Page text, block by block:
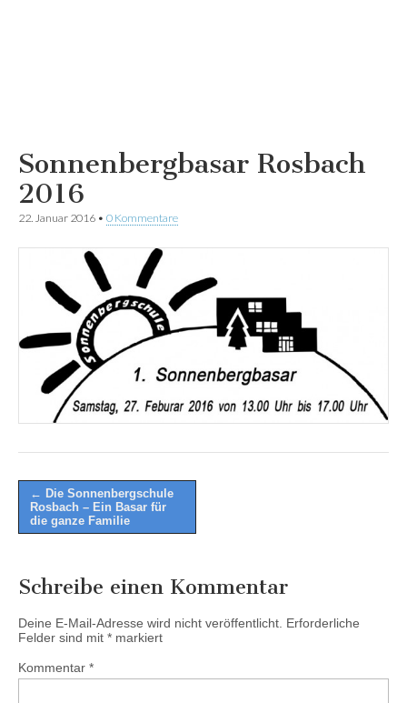
Sonnenbergbasar Rosbach
2016
22. Januar 2016 • 0 Kommentare
Post
navigation
← Die Sonnenbergschule
Rosbach – Ein Basar für
die ganze Familie
Schreibe einen Kommentar
Deine E-Mail-Adresse wird nicht veröffentlicht. Erforderliche
Felder sind mit * markiert
Kommentar *